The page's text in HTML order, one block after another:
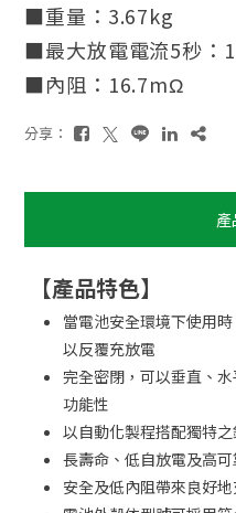
■重量：3.67kg
■最大放電電流5秒：
■內阻：16.7mΩ
分享：
產
【產品特色】
當電池安全環境下使用
以反覆充放電
完全密閉，可以垂直、
功能性
以自動化製程搭配獨特
長壽命、低自放電及高
安全及低內阻帶來良好